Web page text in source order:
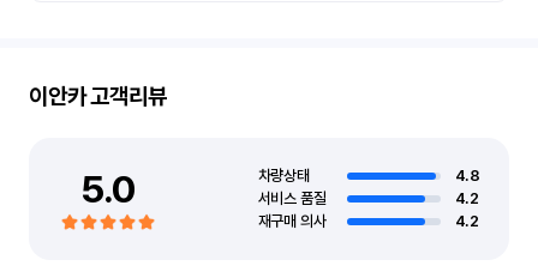
이안카고객리뷰
5.0 차량상태
4.8
서비스 품질
4.2
재구매 의사
4.2